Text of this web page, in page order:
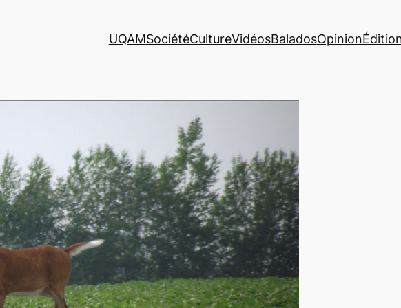
UQAMSociétéCultureVidéosBaladosOpinion